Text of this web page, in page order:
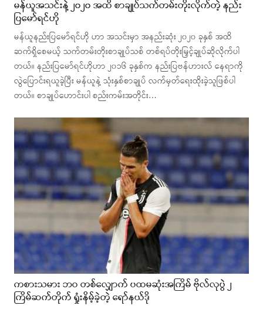
မန်ယူအသင်းနဲ့ ၂၀၂၀ အထိ စာချုပ်သက်တမ်းတိုးလိုက်တဲ့ နည်း
ပြမော်ရင်ဟို
မန်ယူနည်းပြမော်ရင်ဟို ဟာ အသင်းမှာ အနည်းဆုံး ၂၀၂၀ ခုနှစ် အထိ
ဆက်ရှိစေမယ့် သက်တမ်းတိုးစာချုပ်သစ် တစ်ရပ်တိုးမြှင့်ချုပ်ဆိုလိုက်ပါ
တယ်။ နည်းပြမော်ရင်ဟိုဟာ ၂၀၁၆ ခုနှစ်က နည်းပြဗန်ဟားလ် နေရာကို
လွဲပြောင်းရယူခဲ့ပြီး မန်ယူနဲ့ သုံးနှစ်စာချုပ် လက်မှတ်ရေးထိုးခဲ့သူဖြစ်ပါ
တယ်။ စာချုပ်ဟောင်းပါ စည်းကမ်းအတိုင်း…
ကစားသမား ဘဝ တစ်လျှောက် ပထမဆုံးအကြိမ် ဗိုလ်လုပွဲ ၂
ကြိမ်ဆက်တိုက် ရှုံးနိမ့်ခဲ့တဲ့ ရော်နယ်ဒို